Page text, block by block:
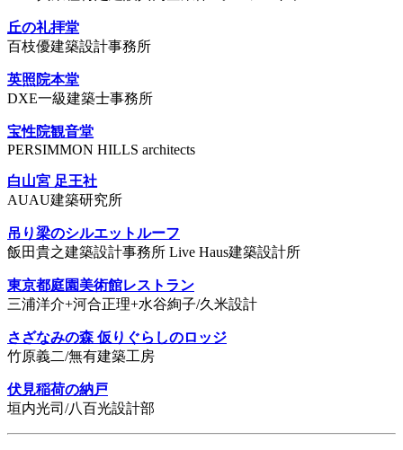
丘の礼拝堂
百枝優建築設計事務所
英照院本堂
DXE一級建築士事務所
宝性院観音堂
PERSIMMON HILLS architects
白山宮 足王社
AUAU建築研究所
吊り梁のシルエットルーフ
飯田貴之建築設計事務所 Live Haus建築設計所
東京都庭園美術館レストラン
三浦洋介+河合正理+水谷絢子/久米設計
さざなみの森 仮りぐらしのロッジ
竹原義二/無有建築工房
伏見稲荷の納戸
垣内光司/八百光設計部